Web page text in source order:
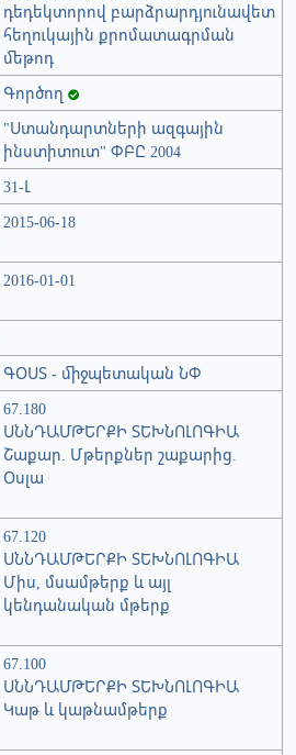
դեդեկտորով բարձրարդյունավետ
հեղուկային քրոմատագրման
մեթոդ
Գործող
"Ստանդարտների ազգային
ինստիտուտ" ՓԲԸ 2004
31-Լ
2015-06-18
2016-01-01
ԳՕՍՏ - միջպետական ՆՓ
67.180
ՍՆՆԴԱՄԹԵՐՔԻ ՏԵԽՆՈԼՈԳԻԱ
Շաքար. Մթերքներ շաքարից.
Օսլա
67.120
ՍՆՆԴԱՄԹԵՐՔԻ ՏԵԽՆՈԼՈԳԻԱ
Միս, մսամթերք և այլ
կենդանական մթերք
67.100
ՍՆՆԴԱՄԹԵՐՔԻ ՏԵԽՆՈԼՈԳԻԱ
Կաթ և կաթնամթերք